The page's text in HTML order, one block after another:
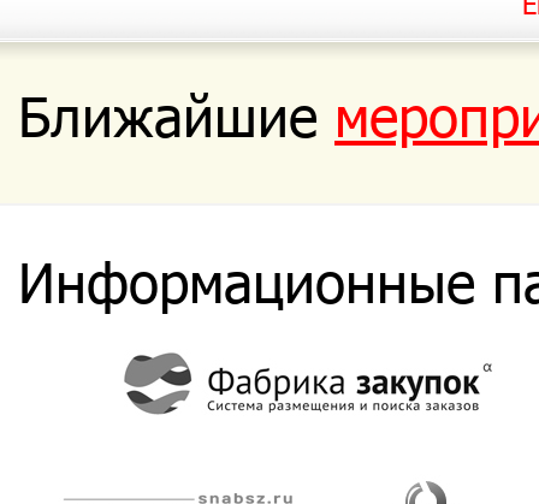
Ближайшие
Информационные